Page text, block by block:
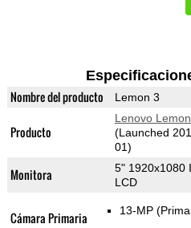
Nombre del producto Lemon 3
Producto
Lenovo
(Launched
01)
Monitora
5" 1920x1080
LCD
Cámara Primaria 13-MP